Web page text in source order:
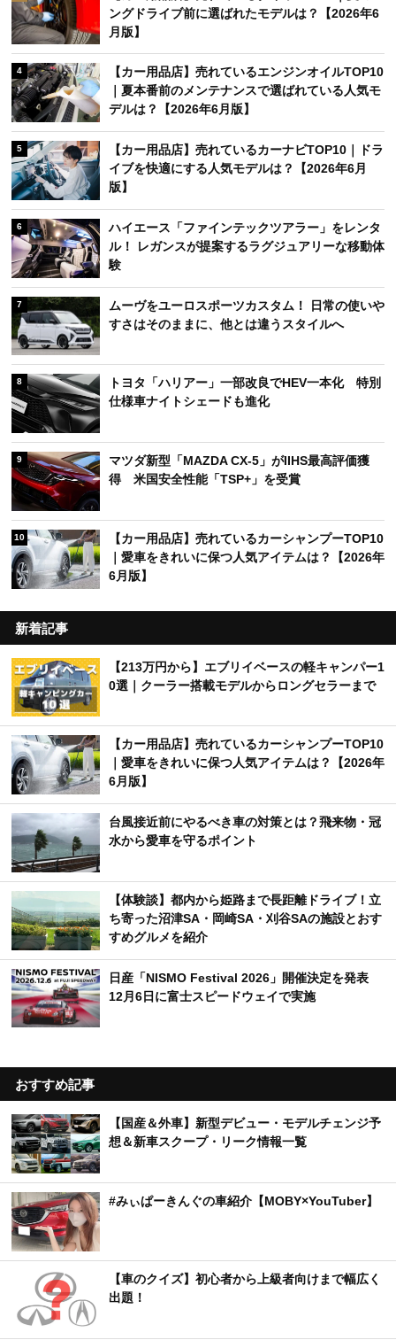
ングドライブ前に選ばれたモデルは？【2026年6
月版】
4
【カー用品店】売れているエンジンオイルTOP10
｜夏本番前のメンテナンスで選ばれている人気モ
デルは？【2026年6月版】
5
【カー用品店】売れているカーナビTOP10｜ドラ
イブを快適にする人気モデルは？【2026年6月
版】
6
ハイエース「ファインテックツアラー」をレンタ
ル！ レガンスが提案するラグジュアリーな移動体
験
7
ムーヴをユーロスポーツカスタム！ 日常の使いや
すさはそのままに、他とは違うスタイルへ
8
トヨタ「ハリアー」一部改良でHEV一本化 特別
仕様車ナイトシェードも進化
9
マツダ新型「MAZDA CX-5」がIIHS最高評価獲
得 米国安全性能「TSP+」を受賞
10
【カー用品店】売れているカーシャンプーTOP10
｜愛車をきれいに保つ人気アイテムは？【2026年
6月版】
新着記事
【213万円から】エブリイベースの軽キャンパー1
0選｜クーラー搭載モデルからロングセラーまで
【カー用品店】売れているカーシャンプーTOP10
｜愛車をきれいに保つ人気アイテムは？【2026年
6月版】
台風接近前にやるべき車の対策とは？飛来物・冠
水から愛車を守るポイント
【体験談】都内から姫路まで長距離ドライブ！立
ち寄った沼津SA・岡崎SA・刈谷SAの施設とおす
すめグルメを紹介
日産「NISMO Festival 2026」開催決定を発表
12月6日に富士スピードウェイで実施
おすすめ記事
【国産＆外車】新型デビュー・モデルチェンジ予
想＆新車スクープ・リーク情報一覧
#みぃぱーきんぐの車紹介【MOBY×YouTuber】
【車のクイズ】初心者から上級者向けまで幅広く
出題！